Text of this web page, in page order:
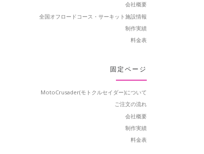
会社概要
全国オフロードコース・サーキット施設情報
制作実績
料金表
固定ページ
MotoCrusader(モトクルセイダー)について
ご注文の流れ
会社概要
制作実績
料金表